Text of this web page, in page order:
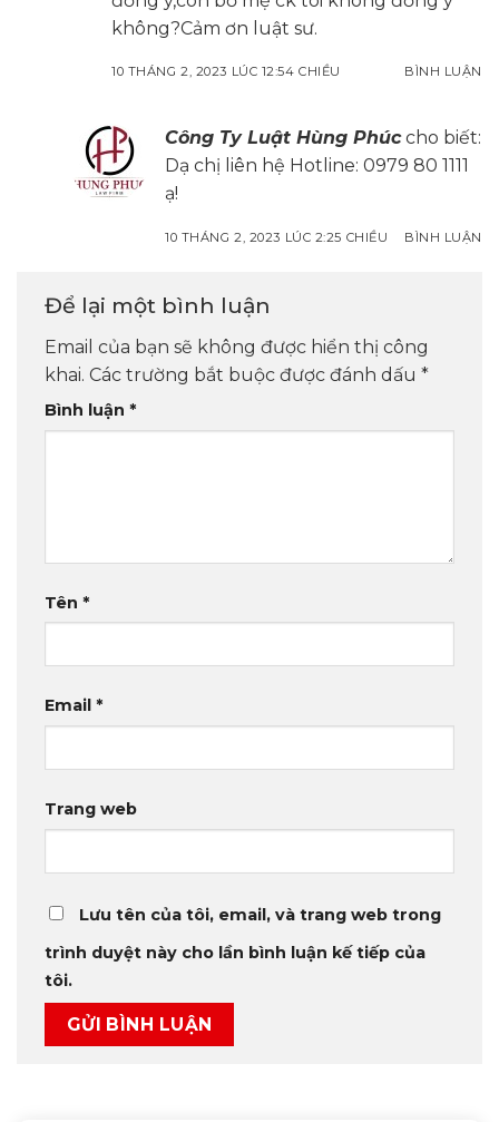
không?Cảm ơn luật sư.
10 THÁNG 2, 2023 LÚC 12:54 CHIỀU BÌNH LUẬN
Công Ty Luật Hùng Phúc cho biết:
Dạ chị liên hệ Hotline: 0979 80 1111
ạ!
10 THÁNG 2, 2023 LÚC 2:25 CHIỀU BÌNH LUẬN
Để lại một bình luận
Email của bạn sẽ không được hiển thị công
khai. Các trường bắt buộc được đánh dấu *
Bình luận *
Tên *
Email *
Trang web
Lưu tên của tôi, email, và trang web trong
trình duyệt này cho lần bình luận kế tiếp của
tôi.